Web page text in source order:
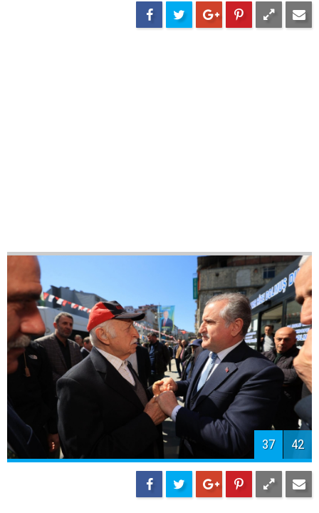
39 42